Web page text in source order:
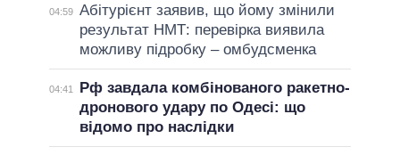
04:59 Абітурієнт заявив, що йому змінили
результат НМТ: перевірка виявила
можливу підробку – омбудсменка
04:41
Рф завдала комбінованого ракетно-
дронового удару по Одесі: що
відомо про наслідки